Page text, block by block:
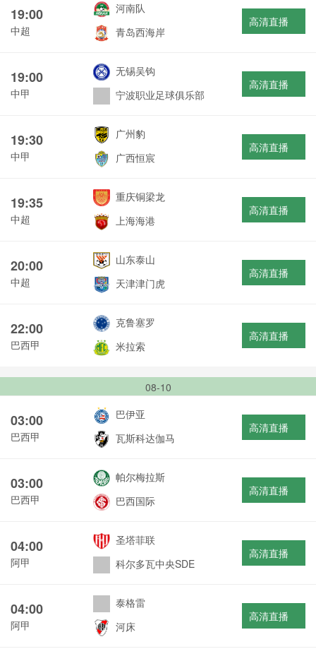
19:00
中超
河南队
青岛西海岸
高清直播
19:00
中甲
无锡吴钩
宁波职业足球俱乐部
高清直播
19:30
中甲
广州豹
广西恒宸
高清直播
19:35
中超
重庆铜梁龙
上海海港
高清直播
20:00
中超
山东泰山
天津津门虎
高清直播
22:00
巴西甲
克鲁塞罗
米拉索
高清直播
08-10
03:00
巴西甲
巴伊亚
瓦斯科达伽马
高清直播
03:00
巴西甲
帕尔梅拉斯
巴西国际
高清直播
04:00
阿甲
圣塔菲联
科尔多瓦中央SDE
高清直播
04:00
阿甲
泰格雷
河床
高清直播